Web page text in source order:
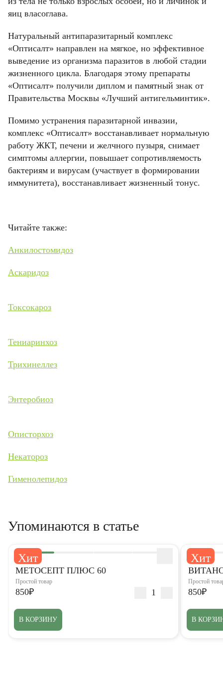
яиц власоглава.
Натуральный антипаразитарный комплекс
«Оптисалт» направлен на мягкое, но эффективное
выведение из организма паразитов в любой стадии
жизненного цикла. Благодаря этому препараты
«Оптисалт» получили диплом и памятный знак от
Правительства Москвы «Лучший антигельминтик».
Помимо устранения паразитарной инвазии,
комплекс «Оптисалт» восстанавливает нормальную
работу ЖКТ, печени и желчного пузыря, снимает
симптомы аллергии, повышает сопротивляемость
бактериям и вирусам (участвует в формировании
иммунитета), восстанавливает жизненный тонус.
Читайте также:
Анкилостомидоз
Аскаридоз
Токсокароз
Тениаринхоз
Трихинеллез
Энтеробиоз
Описторхоз
Некатороз
Гименолепидоз
Упоминаются в статье
Хит
5,0
МЕТОСЕПТ ПЛЮС 60
Простой товар
850₽
В КОРЗИНУ
Хит
5,0
Простой
850₽
В
Email
Введите корректное значение
пользовательского соглашения
политикой
конфиденциальности.
ОТМЕНИТЬ
Телефон
Введите корректное значение
Пароль
Введите корректное значение
Ваш город
ОТМЕНИТЬ
Телефон
Email
пользовательского соглашения
КУПИТЬ
ОТМЕНИТЬ
Телефон
Email
пользовательского соглашения
КУПИТЬ
ОТМЕНИТЬ